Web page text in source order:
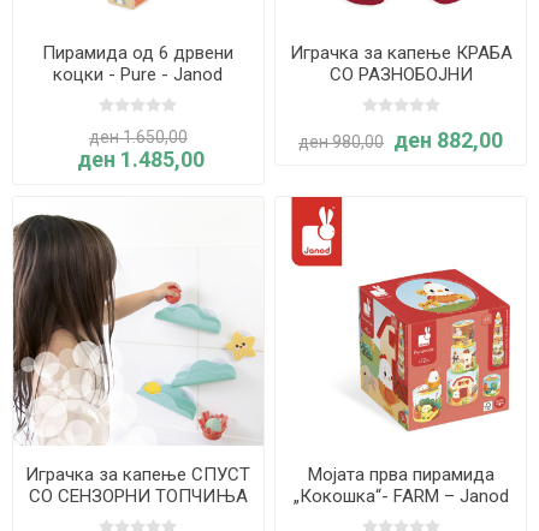
Пирамида од 6 дрвени
коцки - Pure - Janod
ден 1.650,00
ден 1.485,00
Играчка за капење КРАБА
СО РАЗНОБОЈНИ
ШКОЛКИ - Janod
ден 980,00 ден 882,00
Играчка за капење СПУСТ
СО СЕНЗОРНИ ТОПЧИЊА
- Janod
Мојата прва пирамида
„Кокошка“- FARM – Janod